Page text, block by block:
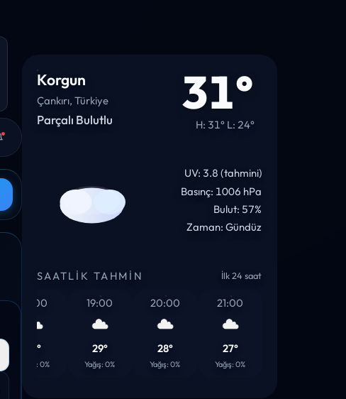
Korgun
Çankırı, Türkiye
Parçalı Bulutlu 31°
H: 31° L: 24°
UV: 3.8 (tahmini)
Basınç: 1006 hPa
Bulut: 57%
Zaman: Gündüz
SAATLIK TAHMIN İlk 24 saat
18:00
Yağış: 0%
19:00
29°
Yağış: 0%
20:00
28°
Yağış: 0%
21:00
27°
Yağış: 0%